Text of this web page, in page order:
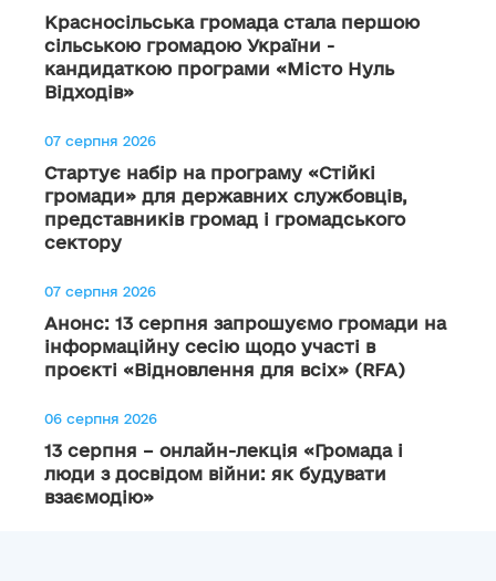
Красносільська громада стала першою
сільською громадою України -
кандидаткою програми «Місто Нуль
Відходів»
07 серпня 2026
Стартує набір на програму «Стійкі
громади» для державних службовців,
представників громад і громадського
сектору
07 серпня 2026
Анонс: 13 серпня запрошуємо громади на
інформаційну сесію щодо участі в
проєкті «Відновлення для всіх» (RFA)
06 серпня 2026
13 серпня – онлайн-лекція «Громада і
люди з досвідом війни: як будувати
взаємодію»